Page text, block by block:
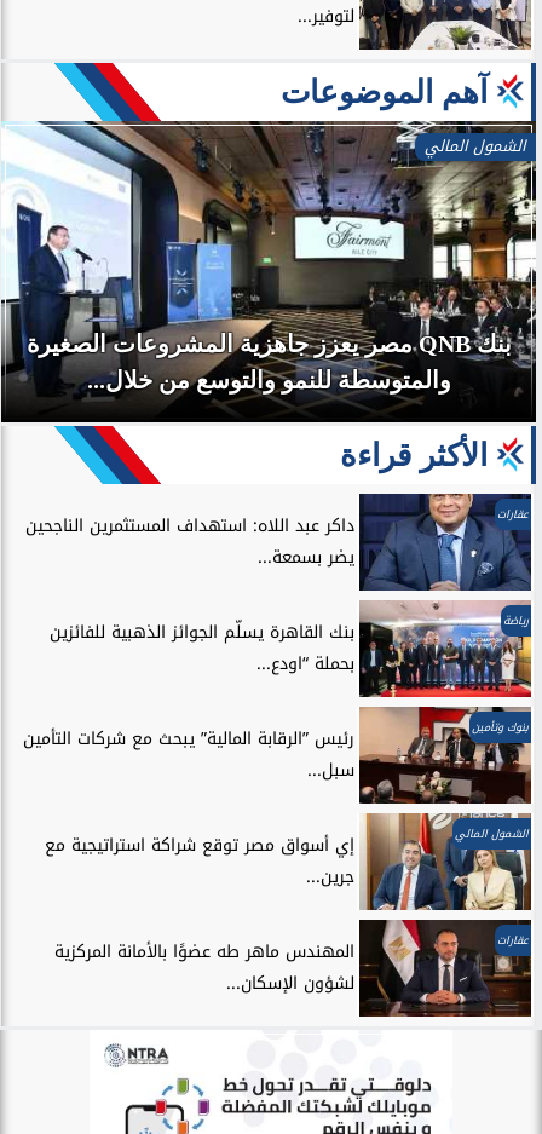
لتوفير...
آهم الموضوعات
الشمول المالي
بنك QNB مصر يعزز جاهزية المشروعات الصغيرة
والمتوسطة للنمو والتوسع من خلال...
الأكثر قراءة
عقارات
داكر عبد اللاه: استهداف المستثمرين الناجحين
يضر بسمعة...
رياضة
بنك القاهرة يسلّم الجوائز الذهبية للفائزين
بحملة “اودع...
بنوك وتأمين
رئيس ”الرقابة المالية” يبحث مع شركات التأمين
سبل...
الشمول المالي
إي أسواق مصر توقع شراكة استراتيجية مع
جرين...
عقارات
المهندس ماهر طه عضوًا بالأمانة المركزية
لشؤون الإسكان...